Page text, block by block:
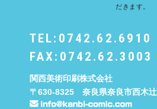
だきます。
TEL:0742.62.6910
FAX:0742.62.3003
関西美術印刷株式会社
〒630-8325 奈良県奈良市西木